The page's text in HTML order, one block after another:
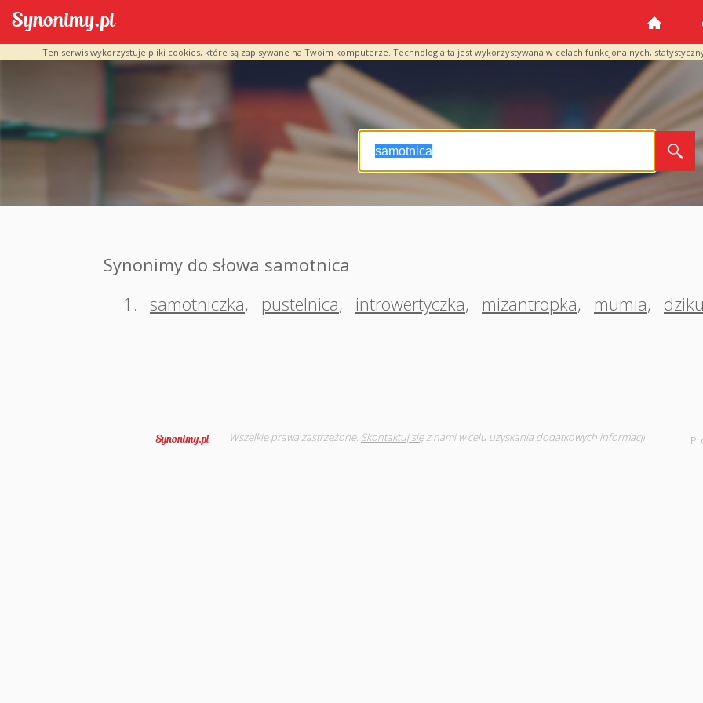
Ten serwis wykorzystuje pliki cookies, które są zapisywane na Twoim komputerze. Technologia ta jest wykorzystywana w celach funkcjonalnych,
Synonimy do słowa samotnica
1.
samotniczka, pustelnica, introwertyczka, mizantropka, mumia,
Wszelkie prawa zastrzeżone. Skontaktuj sięz nami w celu uzyskania dodatkowych informacji